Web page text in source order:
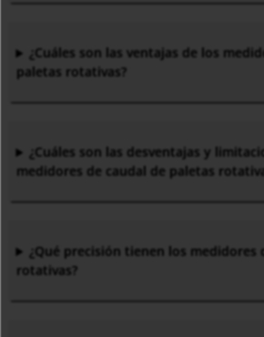
¿Cuáles son las ventajas de los
paletas rotativas?
¿Cuáles son las desventajas y
medidores de caudal de paletas
¿Qué precisión tienen los medidores
rotativas?